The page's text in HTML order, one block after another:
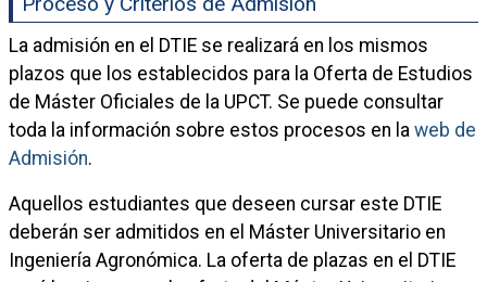
La admisión en el DTIE se realizará en los mismos
plazos que los establecidos para la Oferta de Estudios
de Máster Oficiales de la UPCT. Se puede consultar
toda la información sobre estos procesos en la web de
Admisión.
Aquellos estudiantes que deseen cursar este DTIE
deberán ser admitidos en el Máster Universitario en
Ingeniería Agronómica. La oferta de plazas en el DTIE